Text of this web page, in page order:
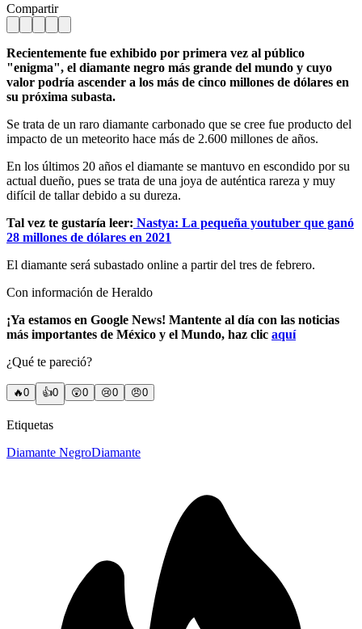
Compartir
Recientemente fue exhibido por primera vez al público
"enigma", el diamante negro más grande del mundo y cuyo
valor podría ascender a los más de cinco millones de dólares en
su próxima subasta.
Se trata de un raro diamante carbonado que se cree fue producto del
impacto de un meteorito hace más de 2.600 millones de años.
En los últimos 20 años el diamante se mantuvo en escondido por su
actual dueño, pues se trata de una joya de auténtica rareza y muy
difícil de tallar debido a su dureza.
Tal vez te gustaría leer: Nastya: La pequeña youtuber que ganó
28 millones de dólares en 2021
El diamante será subastado online a partir del tres de febrero.
Con información de Heraldo
¡Ya estamos en Google News! Mantente al día con las noticias
más importantes de México y el Mundo, haz clic aquí
¿Qué te pareció?
🔥0 👍0 😲0 😢0 😠0
Etiquetas
Diamante NegroDiamante